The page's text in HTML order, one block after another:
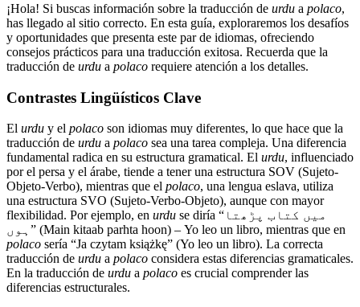
¡Hola! Si buscas información sobre la traducción de urdu a polaco,
has llegado al sitio correcto. En esta guía, exploraremos los desafíos
y oportunidades que presenta este par de idiomas, ofreciendo
consejos prácticos para una traducción exitosa. Recuerda que la
traducción de urdu a polaco requiere atención a los detalles.
Contrastes Lingüísticos Clave
El urdu y el polaco son idiomas muy diferentes, lo que hace que la
traducción de urdu a polaco sea una tarea compleja. Una diferencia
fundamental radica en su estructura gramatical. El urdu, influenciado
por el persa y el árabe, tiende a tener una estructura SOV (Sujeto-
Objeto-Verbo), mientras que el polaco, una lengua eslava, utiliza
una estructura SVO (Sujeto-Verbo-Objeto), aunque con mayor
flexibilidad. Por ejemplo, en urdu se diría “میں کتاب پڑھتا
ہوں” (Main kitaab parhta hoon) – Yo leo un libro, mientras que en
polaco sería “Ja czytam książkę” (Yo leo un libro). La correcta
traducción de urdu a polaco considera estas diferencias gramaticales.
En la traducción de urdu a polaco es crucial comprender las
diferencias estructurales.